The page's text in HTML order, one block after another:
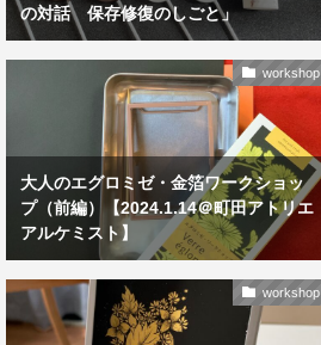
の対話 保存修復のしごと」
workshop
大人のエグロミゼ・金箔ワークショッ
プ（前編）【2024.1.14＠町田アトリエ
アルケミスト】
workshop